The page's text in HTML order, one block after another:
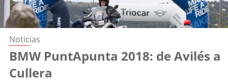
Noticias
BMW PuntApunta 2018: de Avilés a
Cullera